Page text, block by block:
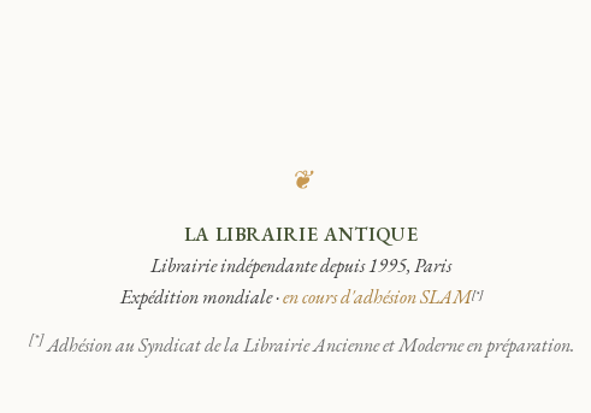
❦
LA LIBRAIRIE ANTIQUE
Librairie indépendante depuis 1995, Paris
Expédition mondiale ·en cours d'adhésion SLAM[*]
[*]Adhésion au Syndicat de la Librairie Ancienne et Moderne en préparation.